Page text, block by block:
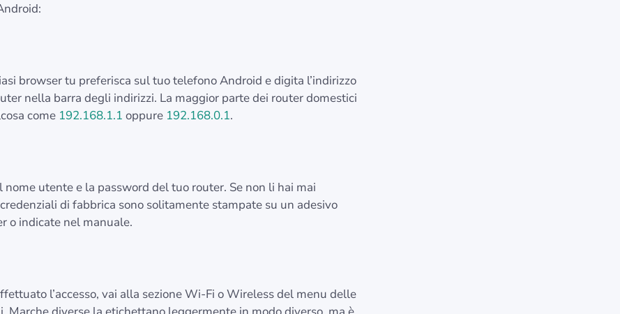
browser tu preferisca sul tuo telefono Android e digita l’indirizzo
nella barra degli indirizzi. La maggior parte dei router domestici
come 192.168.1.1 oppure 192.168.0.1.
nome utente e la password del tuo router. Se non li hai mai
di fabbrica sono solitamente stampate su un adesivo
o indicate nel manuale.
l’accesso, vai alla sezione Wi-Fi o Wireless del menu delle